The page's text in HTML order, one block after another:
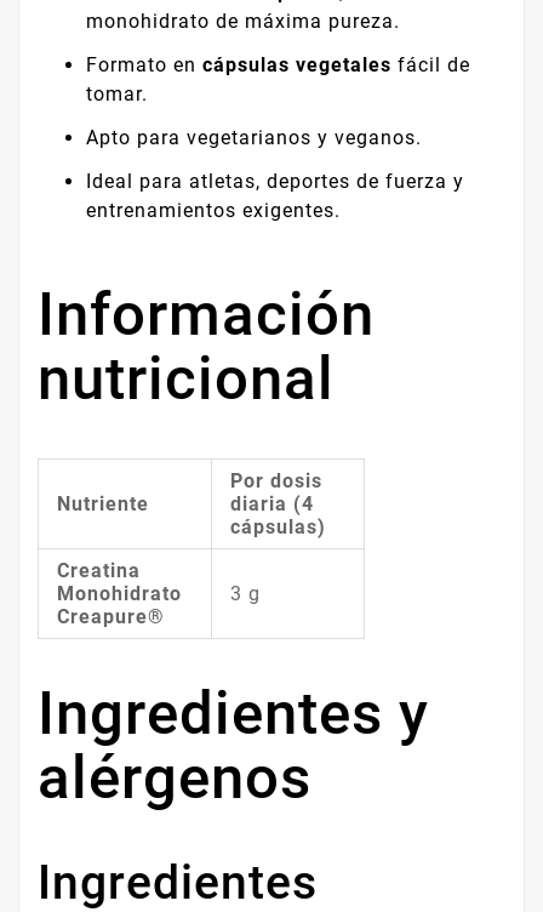
monohidrato de máxima pureza.
Formato en cápsulas vegetales fácil de
tomar.
Apto para vegetarianos y veganos.
Ideal para atletas, deportes de fuerza y
entrenamientos exigentes.
Información
nutricional
Nutriente
Por dosis
diaria (4
cápsulas)
Creatina
Monohidrato
Creapure®
3 g
Ingredientes y
alérgenos
Ingredientes